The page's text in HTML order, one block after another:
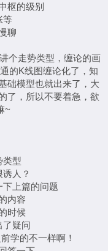
枢的级别
等
聊
个走势类型，缠论的画
的K线图缠论化了，知
础模型也就出来了，大
了，所以不要着急，欲
~
型
人？
下上篇的问题
内容
时候
了疑问
学的不一样啊！